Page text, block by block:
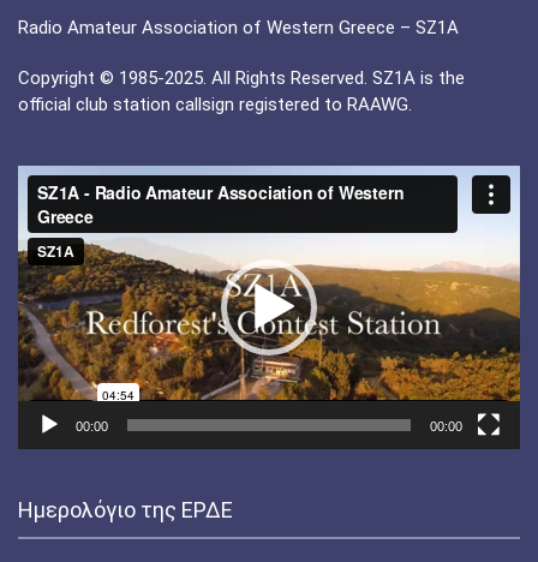
Radio Amateur Association of Western Greece – SZ1A
Copyright © 1985-2025. All Rights Reserved. SZ1A is the
official club station callsign registered to RAAWG.
Πρόγραμμα
Αναπαραγωγής
Βίντεο
00:00 00:00
Ημερολόγιο της ΕΡΔΕ